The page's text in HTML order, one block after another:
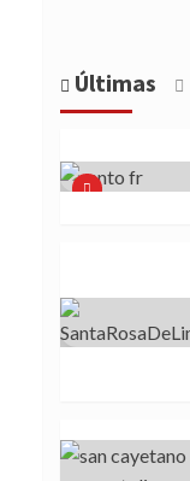
Últimas